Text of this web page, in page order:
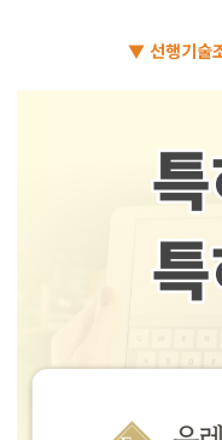
▼ 선행기술